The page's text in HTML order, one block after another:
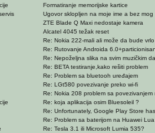
Formatiranje memorijske kartice
Ugovor sklopljen na moje ime a bez mog
ZTE Blade Q Maxi nedostaje kamera
Alcatel 4045 težak reset
Re: Nokia 222-mali ali može da bude
Re: Rutovanje Androida
Re: Nepoželjna slika na svim muzičkim
Re: BETA testiranje,kako rešiti problem
Re: Problem sa bluetooh uređajem
Re: LGt580 povezivanje preko wi-fi
Re: Nokia 208 problem sa povezivanjem
Re: koja aplikacija osim Bluesoleil ?
Re: Unfortunately, Google Play Store
Re: Problem sa baterijom na Huawei
Re: Tesla 3.1 ili Microsoft Lumia 535?